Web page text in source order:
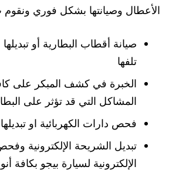
الأعطال وصيانتها بشكل فوري
صيانة أقطاب البطارية أو
تلفها
الخبرة في كشف المبكر على
المشاكل التي قد تؤثر على
فحص دارات الكهربائية او تبديلها
تبديل الشريحة الإلكترونية
الإلكترونية لسيارة بيجو بكافة